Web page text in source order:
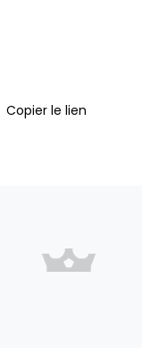
Copier le lien